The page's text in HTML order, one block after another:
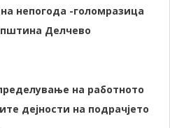
непогода -голомразица
Делчево
на работното
дејности на подрачјето